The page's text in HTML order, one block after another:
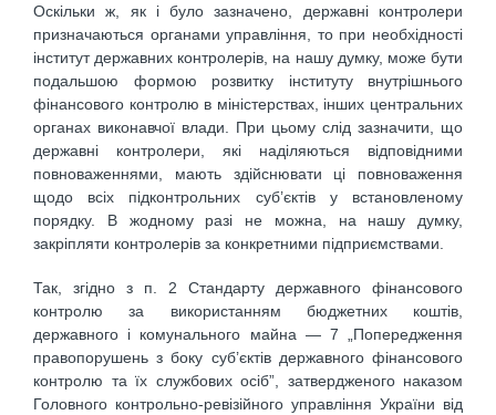
Оскільки ж, як і було зазначено, державні контролери
призначаються органами управління, то при необхідності
інститут державних контролерів, на нашу думку, може бути
подальшою формою розвитку інституту внутрішнього
фінансового контролю в міністерствах, інших центральних
органах виконавчої влади. При цьому слід зазначити, що
державні контролери, які наділяються відповідними
повноваженнями, мають здійснювати ці повноваження
щодо всіх підконтрольних суб’єктів у встановленому
порядку. В жодному разі не можна, на нашу думку,
закріпляти контролерів за конкретними підприємствами.
Так, згідно з п. 2 Стандарту державного фінансового
контролю за використанням бюджетних коштів,
державного і комунального майна — 7 „Попередження
правопорушень з боку суб’єктів державного фінансового
контролю та їх службових осіб”, затвердженого наказом
Головного контрольно-ревізійного управління України від